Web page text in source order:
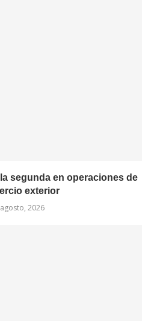
segunda en operaciones de
exterior
2026